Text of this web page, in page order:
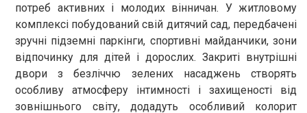
потреб активних і молодих вінничан. У житловому
комплексі побудований свій дитячий сад, передбачені
зручні підземні паркінги, спортивні майданчики, зони
відпочинку для дітей і дорослих. Закриті внутрішні
двори з безліччю зелених насаджень створять
особливу атмосферу інтимності і захищеності від
зовнішнього світу, додадуть особливий колорит